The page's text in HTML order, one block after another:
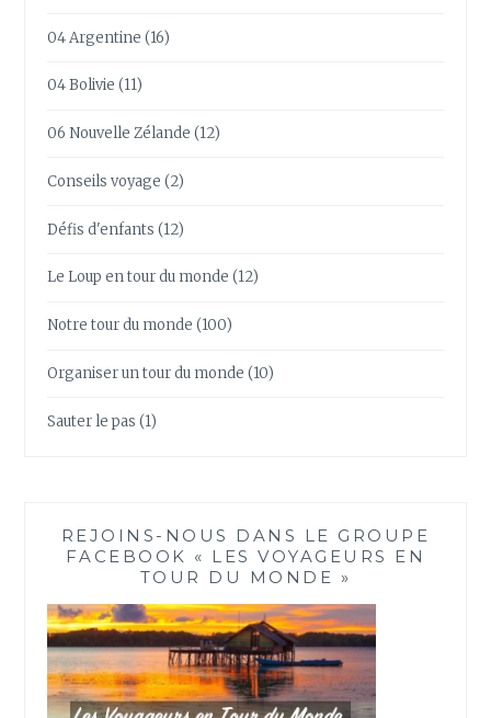
04 Argentine (16)
04 Bolivie (11)
06 Nouvelle Zélande (12)
Conseils voyage (2)
Défis d'enfants (12)
Le Loup en tour du monde (12)
Notre tour du monde (100)
Organiser un tour du monde (10)
Sauter le pas (1)
REJOINS-NOUS DANS LE GROUPE
FACEBOOK « LES VOYAGEURS EN
TOUR DU MONDE »